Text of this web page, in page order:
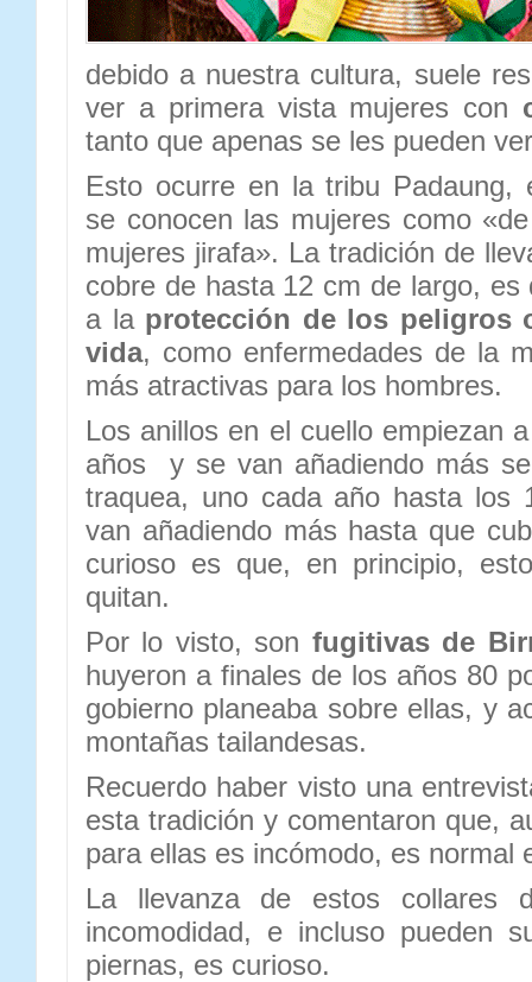
debido a nuestra cultura, suele
ver a primera vista mujeres con
tanto que apenas se les pueden
Esto ocurre en la tribu
se conocen las mujeres como
mujeres jirafa». La tradición de
cobre de hasta 12 cm de largo, es
a laprotección de los peligros
vida, como enfermedades de la
más atractivas para los hombres.
Los anillos en el cuello empiezan
años y se van añadiendo más
traquea, uno cada año hasta
van añadiendo más hasta que
curioso es que, en principio,
quitan.
Por lo visto, son fugitivas de
huyeron a finales de los años 80
gobierno planeaba sobre ellas, y
montañas tailandesas.
Recuerdo haber visto una
esta tradición y comentaron que,
para ellas es incómodo, es normal
La llevanza de estos collares
incomodidad, e incluso pueden
piernas, es curioso.